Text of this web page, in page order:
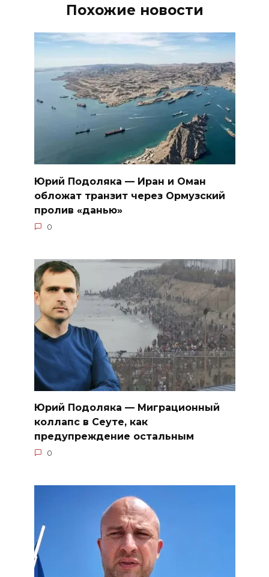
Похожие новости
Юрий Подоляка — Иран и Оман
обложат транзит через Ормузский
пролив «данью»
0
Юрий Подоляка — Миграционный
коллапс в Сеуте, как
предупреждение остальным
0